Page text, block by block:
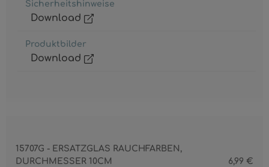
Sicherheitshinweise
Download
Produktbilder
Download
15707G - ERSATZGLAS RAUCHFARBEN,
DURCHMESSER 10CM
6,99 €